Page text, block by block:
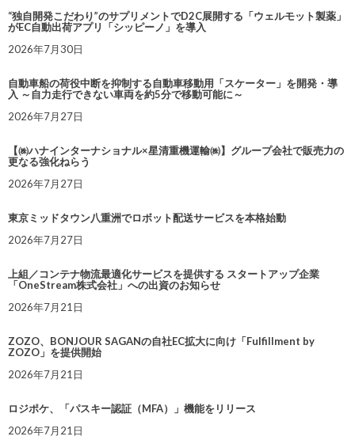
“独自開発こだわり”のサプリメントでD2C展開する「ウェルモット製薬」
がEC自動出荷アプリ「シッピーノ」を導入
2026年7月30日
自動車船の荷役中断を抑制する自動車移動用「スケーター」を開発・導
入 ～自力走行できない車両を約5分で移動可能に～
2026年7月27日
【㈱ハナインターナショナル×星清重機運輸㈱】グループ会社で販売力の
更なる強化ねらう
2026年7月27日
東京ミッドタウン八重洲でロボット配送サービスを本格始動
2026年7月27日
上組／コンテナ物流最適化サービスを提供する スタートアップ企業
「OneStream株式会社」への出資のお知らせ
2026年7月21日
ZOZO、BONJOUR SAGANの自社EC拡大に向け「Fulfillment by
ZOZO」を提供開始
2026年7月21日
ロジポケ、「パスキー認証（MFA）」機能をリリース
2026年7月21日